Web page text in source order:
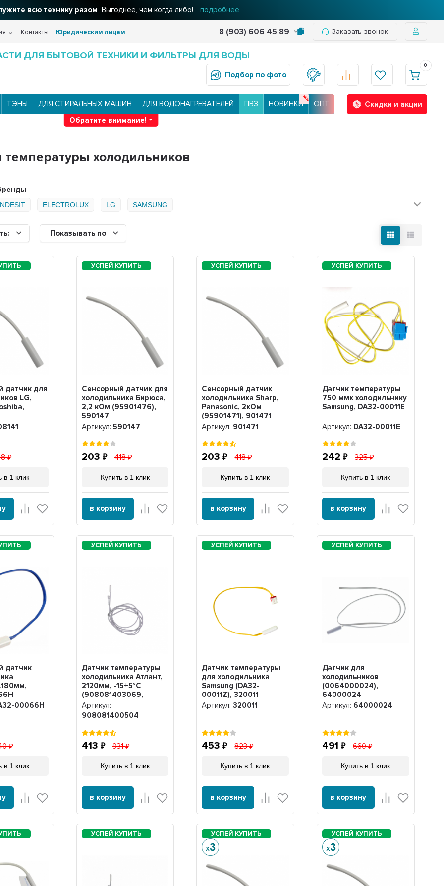
всю технику разом Выгоднее, чем когда либо! подробнее
Контакты Юридическим лицам 8 (903) 606 45 89 Заказать звонок
ДЛЯ БЫТОВОЙ ТЕХНИКИ И ФИЛЬТРЫ ДЛЯ ВОДЫ
Подбор по фото
0
ТЭНЫ ДЛЯ СТИРАЛЬНЫХ МАШИН ДЛЯ ВОДОНАГРЕВАТЕЛЕЙ ПВЗ НОВИНКИ ОПТ
Скидки и акции
Обратите внимание!
температуры холодильников
ELECTROLUX LG SAMSUNG
Показывать по
датчик для
LG,
в 1 клик
Сенсорный датчик для
холодильника Бирюса,
2,2 кОм (95901476),
590147
Артикул: 590147
203 418
Купить в 1 клик
в корзину
Сенсорный датчик
холодильника Sharp,
Panasonic, 2кОм
(95901471), 901471
Артикул: 901471
203 418
Купить в 1 клик
в корзину
Датчик температуры
750 ммк холодильнику
Samsung, DA32-00011E
Артикул: DA32-00011E
242 325
Купить в 1 клик
в корзину
датчик
00066H
в 1 клик
Датчик температуры
холодильника Атлант,
2120мм, -15+5°C
(908081403069,
908081400505),
908081400504
Артикул:
908081400504
413 931
Купить в 1 клик
в корзину
Датчик температуры
для холодильника
Samsung (DA32-
00011Z), 320011
Артикул:320011
453 823
Купить в 1 клик
в корзину
Датчик для
холодильников
(0064000024),
64000024
Артикул: 64000024
491 660
Купить в 1 клик
в корзину